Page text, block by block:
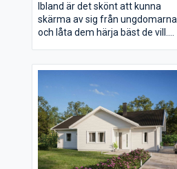
Ibland är det skönt att kunna
skärma av sig från ungdomarna
och låta dem härja bäst de vill.
hus men samtidigt har plats åt
två vardagsrum och två
sovrumsavdelningar. Karisma 5
passar perfekt för er som vill få
ut maximal yta på en avlång
tomt.